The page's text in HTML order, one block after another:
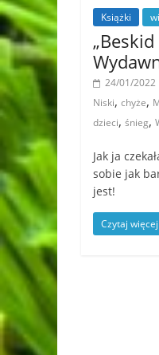
Książki
24/01/2022
Niski, chyże,
dzieci, śnieg,
Jak ja
sobie jak
jest!
Czytaj więcej